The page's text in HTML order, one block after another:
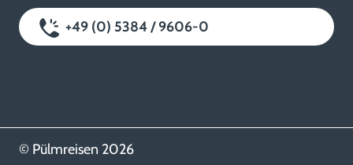
+49 (0) 5384 / 9606-0
© Pülmreisen 2026